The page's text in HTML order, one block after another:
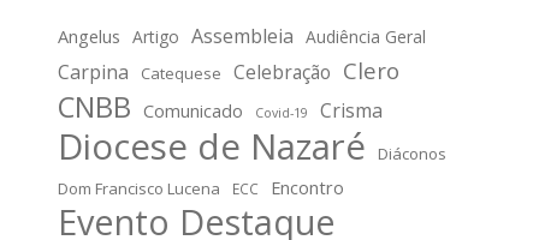
Angelus Artigo Assembleia Audiência Geral
Carpina Catequese Celebração Clero
CNBB Comunicado Covid-19 Crisma
Diocese de Nazaré
Diáconos
Dom Francisco Lucena
ECC Encontro
Evento Destaque